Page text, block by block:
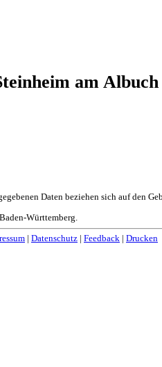
am Albuch
Daten beziehen sich auf den
Württemberg.
Datenschutz Feedback Drucken